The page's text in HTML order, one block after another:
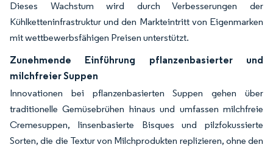
Dieses Wachstum wird durch Verbesserungen der
Kühlketteninfrastruktur und den Markteintritt von Eigenmarken
mit wettbewerbsfähigen Preisen unterstützt.
Zunehmende Einführung pflanzenbasierter und
milchfreier Suppen
Innovationen bei pflanzenbasierten Suppen gehen über
traditionelle Gemüsebrühen hinaus und umfassen milchfreie
Cremesuppen, linsenbasierte Bisques und pilzfokussierte
Sorten, die die Textur von Milchprodukten replizieren, ohne den